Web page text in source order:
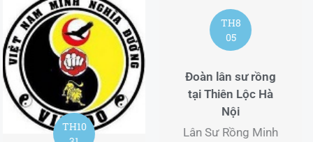
TH8
05
Đoàn lân sư rồng
tại Thiên Lộc Hà
Nội
Lân Sư Rồng Minh
TH8
06
Múa lân theo yêu
cầu tại Nội Bài Hà
Nội
Lân Sư Rồng Minh